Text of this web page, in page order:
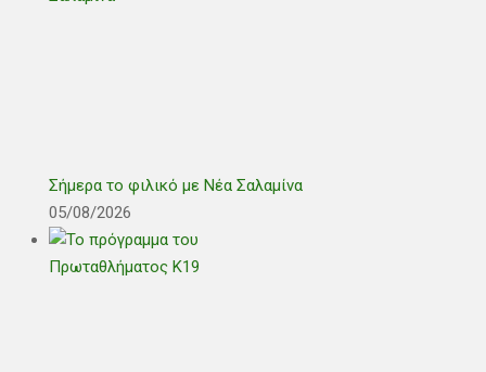
Σήμερα το φιλικό με Νέα Σαλαμίνα
05/08/2026